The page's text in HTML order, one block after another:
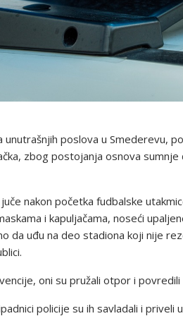
poslova u Smederevu,
zbog postojanja osnova
nakon početka fudbalske
i kapuljačama, noseći
da uđu na deo stadiona koji nije
oni su pružali otpor i povredili
policije su ih savladali i